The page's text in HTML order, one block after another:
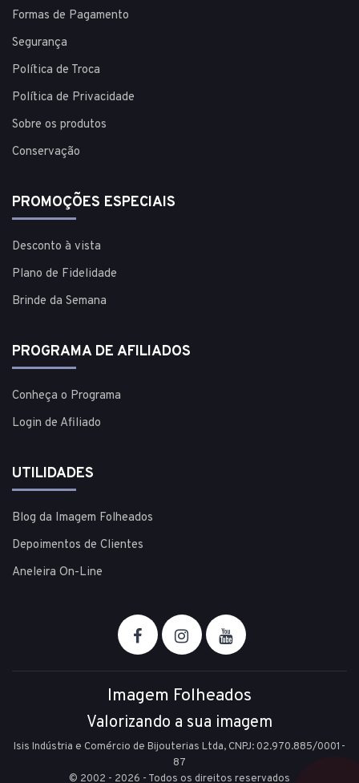
Formas de Pagamento
Segurança
Política de Troca
Política de Privacidade
Sobre os produtos
Conservação
PROMOÇÕES ESPECIAIS
Desconto à vista
Plano de Fidelidade
Brinde da Semana
PROGRAMA DE AFILIADOS
Conheça o Programa
Login de Afiliado
UTILIDADES
Blog da Imagem Folheados
Depoimentos de Clientes
Aneleira On-Line
Imagem Folheados
Valorizando a sua imagem
Isis Indústria e Comércio de Bijouterias Ltda, CNPJ: 02.970.885/0001-
87
© 2002 - 2026 - Todos os direitos reservados